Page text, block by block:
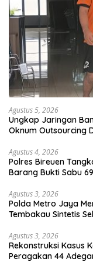
Agustus 5, 2026
Ungkap Jaringan
Oknum Outsourcing
Agustus 4, 2026
Polres Bireuen
Barang Bukti Sabu
Agustus 3, 2026
Polda Metro Jaya
Tembakau Sintetis
Agustus 3, 2026
Rekonstruksi Kasus
Peragakan 44